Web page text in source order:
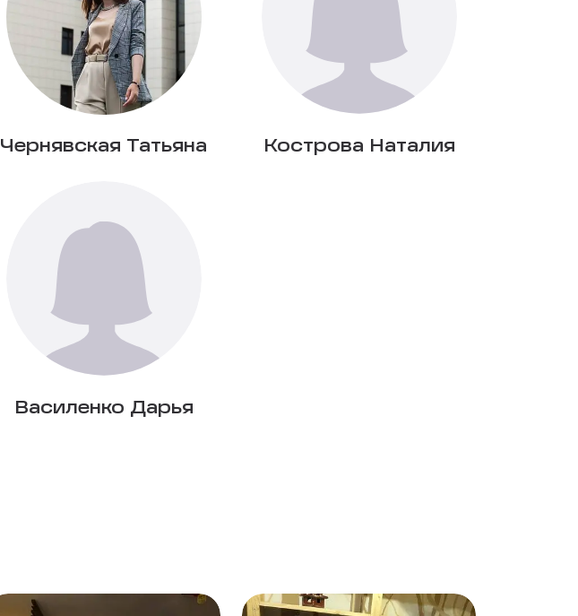
Чернявская Татьяна Кострова Наталия
Василенко Дарья